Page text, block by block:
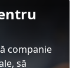
companie
să